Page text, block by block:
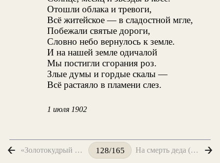
Отошли облака и тревоги,
Всё житейское — в сладостной мгле,
Побежали святые дороги,
Словно небо вернулось к земле.
И на нашей земле одичалой
Мы постигли сгорания роз.
Злые думы и гордые скалы —
Всё растаяло в пламени слез.
1 июля 1902
«Золотокудрый Ангел дня...» 128/165 На смерть деда («Мы вместе ждали смерти или сна...»)